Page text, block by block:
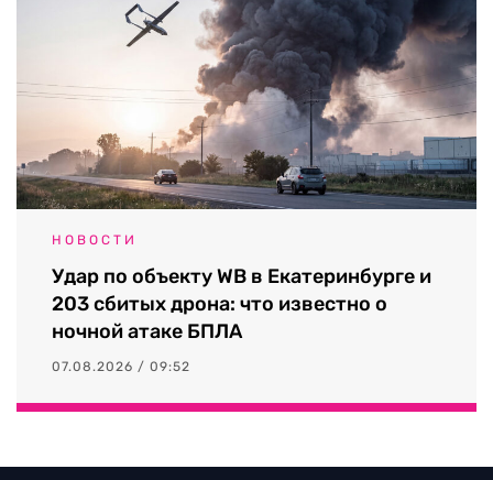
НОВОСТИ
Удар по объекту WB в Екатеринбурге и
203 сбитых дрона: что известно о
ночной атаке БПЛА
07.08.2026 / 09:52